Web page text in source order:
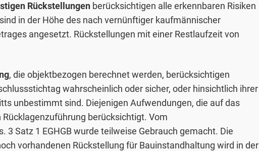
Rückstellungen berücksichtigen alle erkennbaren Risiken
in der Höhe des nach vernünftiger kaufmännischer
angesetzt. Rückstellungen mit einer Restlaufzeit von
, die objektbezogen berechnet werden, berücksichtigen
wahrscheinlich oder sicher, oder hinsichtlich ihrer
unbestimmt sind. Diejenigen Aufwendungen, die auf das
berücksichtigt. Vom
Satz 1 EGHGB wurde teilweise Gebrauch gemacht. Die
vorhandenen Rückstellung für Bauinstandhaltung wird in der